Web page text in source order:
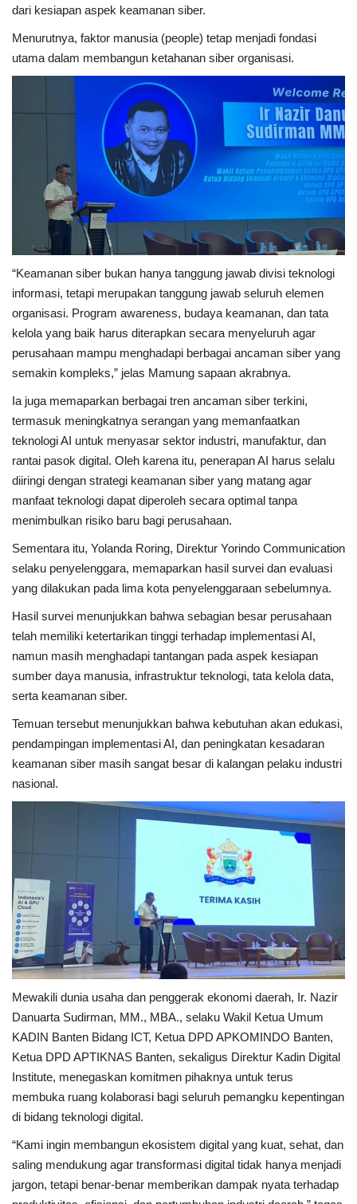
dari kesiapan aspek keamanan siber.
Menurutnya, faktor manusia (people) tetap menjadi fondasi
utama dalam membangun ketahanan siber organisasi.
“Keamanan siber bukan hanya tanggung jawab divisi teknologi
informasi, tetapi merupakan tanggung jawab seluruh elemen
organisasi. Program awareness, budaya keamanan, dan tata
kelola yang baik harus diterapkan secara menyeluruh agar
perusahaan mampu menghadapi berbagai ancaman siber yang
semakin kompleks,” jelas Mamung sapaan akrabnya.
Ia juga memaparkan berbagai tren ancaman siber terkini,
termasuk meningkatnya serangan yang memanfaatkan
teknologi AI untuk menyasar sektor industri, manufaktur, dan
rantai pasok digital. Oleh karena itu, penerapan AI harus selalu
diiringi dengan strategi keamanan siber yang matang agar
manfaat teknologi dapat diperoleh secara optimal tanpa
menimbulkan risiko baru bagi perusahaan.
Sementara itu, Yolanda Roring, Direktur Yorindo Communication
selaku penyelenggara, memaparkan hasil survei dan evaluasi
yang dilakukan pada lima kota penyelenggaraan sebelumnya.
Hasil survei menunjukkan bahwa sebagian besar perusahaan
telah memiliki ketertarikan tinggi terhadap implementasi AI,
namun masih menghadapi tantangan pada aspek kesiapan
sumber daya manusia, infrastruktur teknologi, tata kelola data,
serta keamanan siber.
Temuan tersebut menunjukkan bahwa kebutuhan akan edukasi,
pendampingan implementasi AI, dan peningkatan kesadaran
keamanan siber masih sangat besar di kalangan pelaku industri
nasional.
Mewakili dunia usaha dan penggerak ekonomi daerah, Ir. Nazir
Danuarta Sudirman, MM., MBA., selaku Wakil Ketua Umum
KADIN Banten Bidang ICT, Ketua DPD APKOMINDO Banten,
Ketua DPD APTIKNAS Banten, sekaligus Direktur Kadin Digital
Institute, menegaskan komitmen pihaknya untuk terus
membuka ruang kolaborasi bagi seluruh pemangku kepentingan
di bidang teknologi digital.
“Kami ingin membangun ekosistem digital yang kuat, sehat, dan
saling mendukung agar transformasi digital tidak hanya menjadi
jargon, tetapi benar-benar memberikan dampak nyata terhadap